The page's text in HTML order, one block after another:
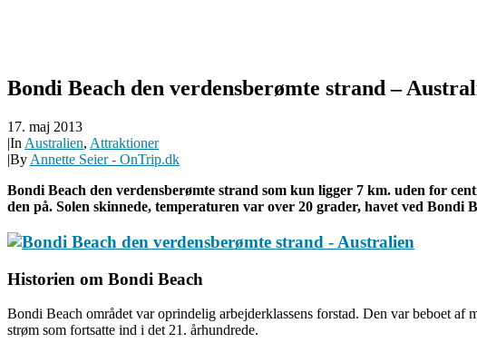
Bondi Beach den verdensberømte strand –
17. maj 2013
|In Australien, Attraktioner
|By Annette Seier - OnTrip.dk
Bondi Beach den verdensberømte strand som kun ligger 7 km. uden for
den på. Solen skinnede, temperaturen var over 20 grader, havet ved
Historien om Bondi Beach
Bondi Beach området var oprindelig arbejderklassens forstad. Den var beboet af
strøm som fortsatte ind i det 21. århundrede.